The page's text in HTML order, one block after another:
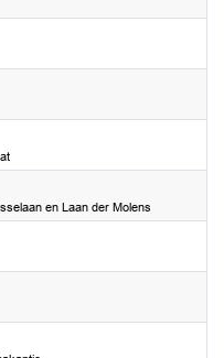
en Laan der Molens